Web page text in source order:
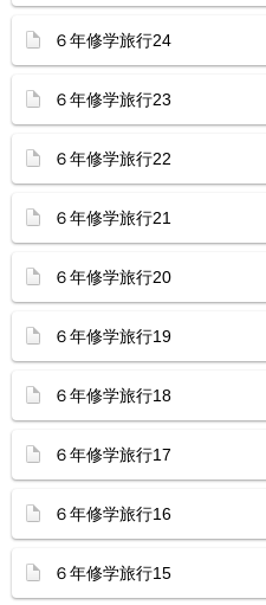
６年修学旅行24
６年修学旅行23
６年修学旅行22
６年修学旅行21
６年修学旅行20
６年修学旅行19
６年修学旅行18
６年修学旅行17
６年修学旅行16
６年修学旅行15